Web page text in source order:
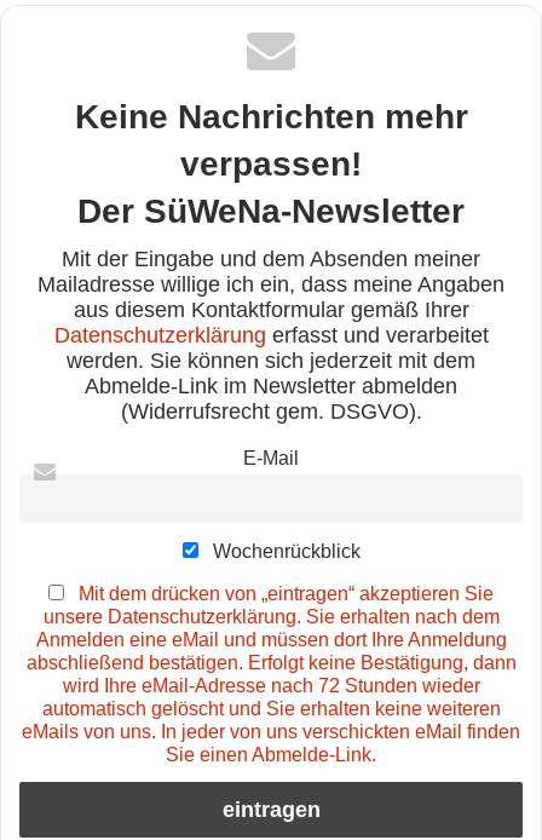
Keine Nachrichten mehr
verpassen!
Der SüWeNa-Newsletter
Mit der Eingabe und dem Absenden meiner
Mailadresse willige ich ein, dass meine Angaben
aus diesem Kontaktformular gemäß Ihrer
Datenschutzerklärung erfasst und verarbeitet
werden. Sie können sich jederzeit mit dem
Abmelde-Link im Newsletter abmelden
(Widerrufsrecht gem. DSGVO).
E-Mail
Wochenrückblick
Mit dem drücken von „eintragen“ akzeptieren Sie
unsere Datenschutzerklärung. Sie erhalten nach dem
Anmelden eine eMail und müssen dort Ihre Anmeldung
abschließend bestätigen. Erfolgt keine Bestätigung, dann
wird Ihre eMail-Adresse nach 72 Stunden wieder
automatisch gelöscht und Sie erhalten keine weiteren
eMails von uns. In jeder von uns verschickten eMail finden
Sie einen Abmelde-Link.